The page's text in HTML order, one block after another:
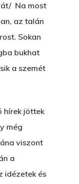
Na most
az talán
Sokan
bukhat
a szemét
hírek jöttek
még
viszont
a
idézetek és